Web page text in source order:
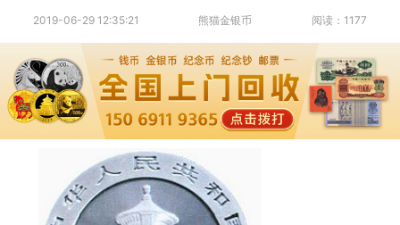
2019-06-29 12:35:21 熊猫金银币 阅读：1177